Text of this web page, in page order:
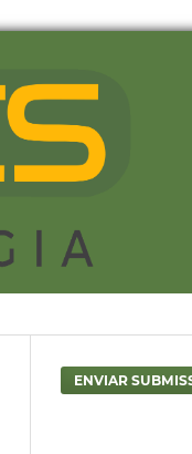
ENVIAR